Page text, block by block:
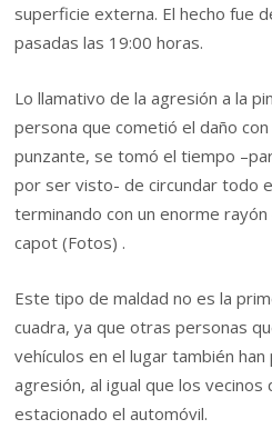
superficie externa. El hecho fue
pasadas las 19:00 horas.
Lo llamativo de la agresión a la
persona que cometió el daño
punzante, se tomó el tiempo
por ser visto- de circundar todo
terminando con un enorme
capot (Fotos) .
Este tipo de maldad no es la
cuadra, ya que otras personas
vehículos en el lugar también
agresión, al igual que los
estacionado el automóvil.